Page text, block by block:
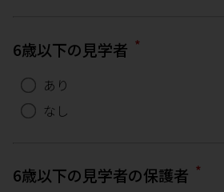
6歳以下の見学者 *
あり
なし
6歳以下の見学者の保護者 *